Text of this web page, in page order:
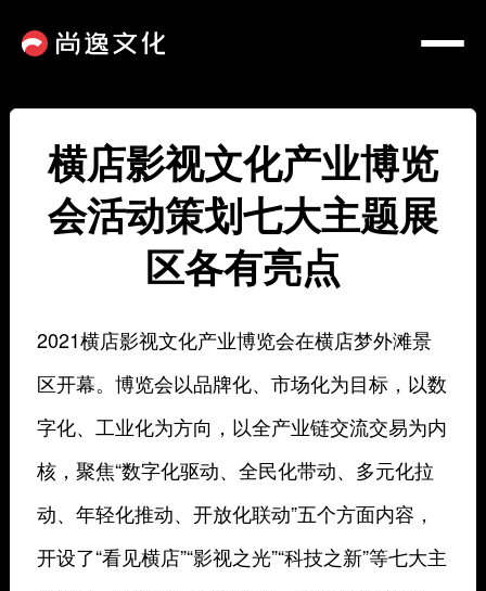
横店影视文化产业博览
会活动策划七大主题展
区各有亮点
2021横店影视文化产业博览会在横店梦外滩景
区开幕。博览会以品牌化、市场化为目标，以数
字化、工业化为方向，以全产业链交流交易为内
核，聚焦“数字化驱动、全民化带动、多元化拉
动、年轻化推动、开放化联动”五个方面内容，
开设了“看见横店”“影视之光”“科技之新”等七大主